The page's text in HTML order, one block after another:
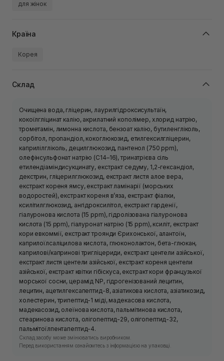
для жінок
Країна
Корея
Склад
Очищена вода, гліцерин, лаурилгідроксисультаїн,
кокоїлгліцинат калію, акрилатний кополімер, хлорид натрію,
трометамін, лимонна кислота, бензоат калію, бутиленгліколь,
сорбітол, пропандіол, кокоглюкозид, етилгексилгліцерин,
каприлілгліколь, децилглюкозид, пантенол (750 ppm),
олефінсульфонат натрію (C14–16), тринатрієва сіль
етилендіаміндисукцинату, екстракт седуму, 1,2-гександіол,
декстрин, гліцерилглюкозид, екстракт листя алое вера,
екстракт кореня ямсу, екстракт ламінарії (морських
водоростей), екстракт кореня в’яза, екстракт фіалки,
ксилітилглюкозид, ангідроксилітол, екстракт гарденії,
гіалуронова кислота (15 ppm), гідролізована гіалуронова
кислота (15 ppm), гіалуронат натрію (15 ppm), ксиліт, екстракт
кори евкоммії, екстракт троянди Єрихонської, алантоїн,
каприлоїлсаліцилова кислота, глюконолактон, бета-глюкан,
каприлові/капринові тригліцериди, екстракт центели азійської,
екстракт листя центели азійської, екстракт кореня центели
азійської, екстракт квітки гібіскуса, екстракт кори французької
морської сосни, церамід NP, гідрогенізований лецитин,
лецитин, ацетилгексапептид-8, азіатикова кислота, азіатикозид,
холестерин, трипептид-1 міді, мадекасова кислота,
мадекасозид, олеїнова кислота, пальмітинова кислота,
стеаринова кислота, олігопептид-29, олігопептид-32,
пальмітоїлпентапептид-4.
Склад засобу може змінюватись виробником.
Перед використанням ознайомтесь з інформацією на упаковці.